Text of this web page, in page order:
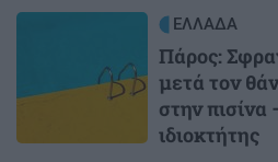
ΕΛΛΑΔΑ
Πάρος:
μετά τον
στην πισίνα
ιδιοκτήτης